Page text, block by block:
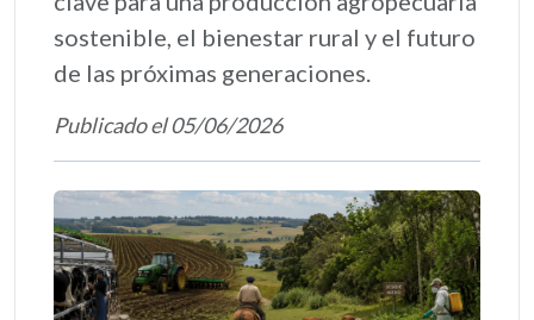
sostenible, el bienestar rural y el futuro
de las próximas generaciones.
Publicado el 05/06/2026